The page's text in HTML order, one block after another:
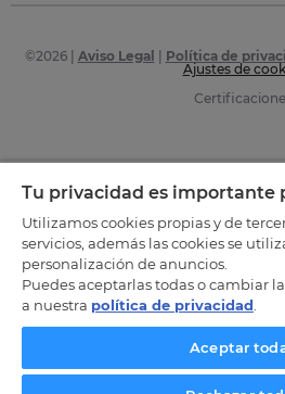
©2026| Aviso Legal Política de
Ajustes de
Tu privacidad es importante
Utilizamos cookies propias y de
servicios, además las cookies se
personalización de anuncios.
Puedes aceptarlas todas o cambiar
a nuestra política de privacidad
Aceptar